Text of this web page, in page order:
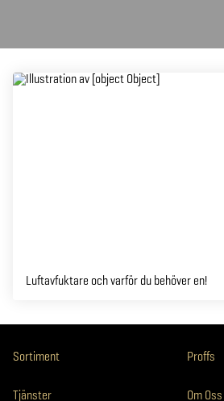
Luftavfuktare och varför du behöver en!
Sortiment Proffs
Tjänster Om Oss